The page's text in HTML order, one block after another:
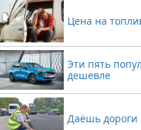
Цена на
Эти пять
дешевле
Даёшь дороги